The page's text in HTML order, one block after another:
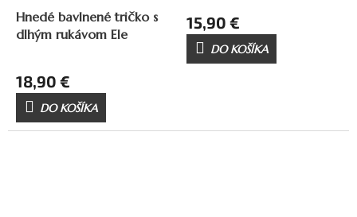
Hnedé bavlnené tričko s
dlhým rukávom Ele
18,90 €
DO KOŠÍKA
15,90 €
DO KOŠÍKA